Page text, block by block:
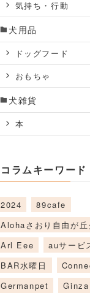
気持ち・行動
犬用品
ドッグフード
おもちゃ
犬雑貨
本
コラムキーワード
2024
89cafe
Alohaさおり自由が丘
Arl Eee
auサービ
BAR水曜日
Germanpet